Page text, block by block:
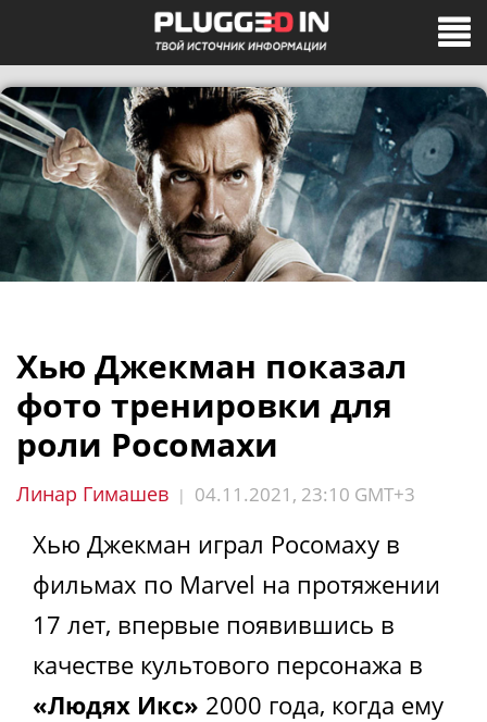
Хью Джекман показал
фото тренировки для
роли Росомахи
Линар Гимашев | 04.11.2021, 23:10 GMT+3
Хью Джекман играл Росомаху в
фильмах по Marvel на протяжении
17 лет, впервые появившись в
качестве культового персонажа в
«Людях Икс» 2000 года, когда ему